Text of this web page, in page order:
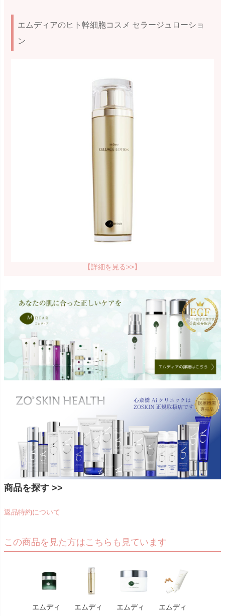
エムディアのヒト幹細胞コスメ セラージュローショ
ン
【詳細を見る>>】
商品を探す >>
返品特約について
この商品を見た方はこちらも見ています
エムディ
エムディ
エムディ
エムディ